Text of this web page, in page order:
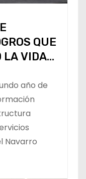
QUE
LA VIDA
año de
Navarro